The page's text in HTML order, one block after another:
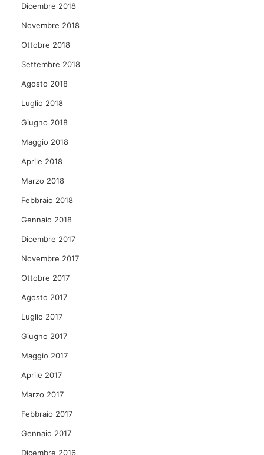
Dicembre 2018
Novembre 2018
Ottobre 2018
Settembre 2018
Agosto 2018
Luglio 2018
Giugno 2018
Maggio 2018
Aprile 2018
Marzo 2018
Febbraio 2018
Gennaio 2018
Dicembre 2017
Novembre 2017
Ottobre 2017
Agosto 2017
Luglio 2017
Giugno 2017
Maggio 2017
Aprile 2017
Marzo 2017
Febbraio 2017
Gennaio 2017
Dicembre 2016